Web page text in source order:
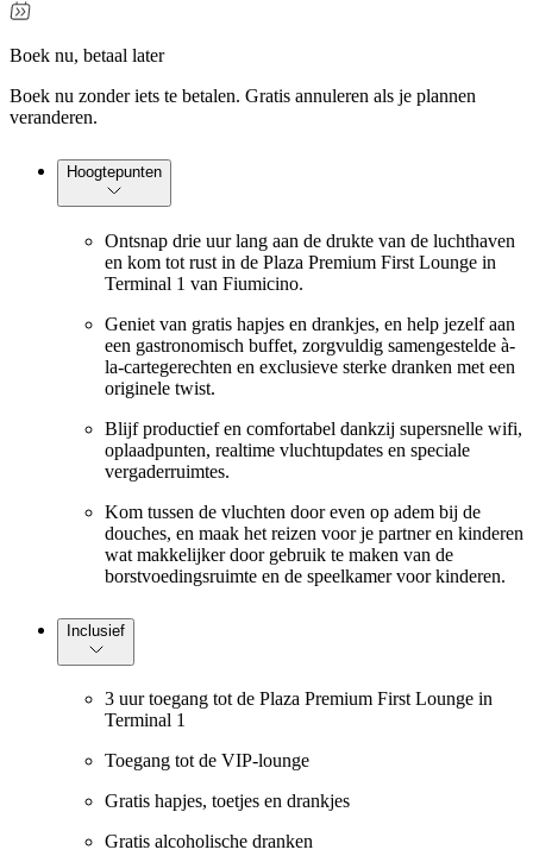
Boek nu, betaal later
Boek nu zonder iets te betalen. Gratis annuleren als je plannen
veranderen.
Hoogtepunten
Ontsnap drie uur lang aan de drukte van de luchthaven
en kom tot rust in de Plaza Premium First Lounge in
Terminal 1 van Fiumicino.
Geniet van gratis hapjes en drankjes, en help jezelf aan
een gastronomisch buffet, zorgvuldig samengestelde à-
la-cartegerechten en exclusieve sterke dranken met een
originele twist.
Blijf productief en comfortabel dankzij supersnelle wifi,
oplaadpunten, realtime vluchtupdates en speciale
vergaderruimtes.
Kom tussen de vluchten door even op adem bij de
douches, en maak het reizen voor je partner en kinderen
wat makkelijker door gebruik te maken van de
borstvoedingsruimte en de speelkamer voor kinderen.
Inclusief
3 uur toegang tot de Plaza Premium First Lounge in
Terminal 1
Toegang tot de VIP-lounge
Gratis hapjes, toetjes en drankjes
Gratis alcoholische dranken